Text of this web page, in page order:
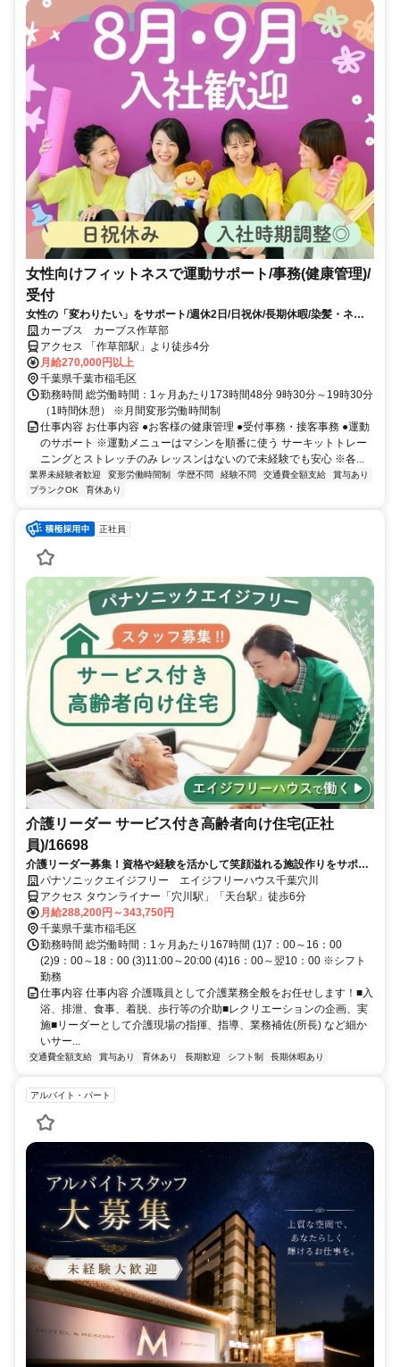
女性向けフィットネスで運動サポート/事務(健康管理)/
受付
女性の「変わりたい」をサポート/週休2日/日祝休/長期休暇/染髪・ネイ
ルOK※規定内
カーブス カーブス作草部
アクセス 「作草部駅」より徒歩4分
月給270,000円以上
千葉県千葉市稲毛区
勤務時間 総労働時間：1ヶ月あたり173時間48分 9時30分～19時30分
（1時間休憩） ※月間変形労働時間制
仕事内容 お仕事内容 ●お客様の健康管理 ●受付事務・接客事務 ●運動
のサポート ※運動メニューはマシンを順番に使う サーキットトレー
ニングとストレッチのみ レッスンはないので未経験でも安心 ※各...
業界未経験者歓迎 変形労働時間制 学歴不問 経験不問 交通費全額支給
賞与あり
ブランクOK
育休あり
正社員
介護リーダー サービス付き高齢者向け住宅(正社
員)/16698
介護リーダー募集！資格や経験を活かして笑顔溢れる施設作りをサポー
トください！研修制度も充実！キャリアアップを応援します。
パナソニックエイジフリー エイジフリーハウス千葉穴川
アクセス タウンライナー「穴川駅」「天台駅」徒歩6分
月給288,200円～343,750円
千葉県千葉市稲毛区
勤務時間 総労働時間：1ヶ月あたり167時間 (1)7：00～16：00
(2)9：00～18：00 (3)11:00～20:00 (4)16：00～翌10：00 ※シフト
勤務
仕事内容 仕事内容 介護職員として介護業務全般をお任せします！■入
浴、排泄、食事、着脱、歩行等の介助■レクリエーションの企画、実
施■リーダーとして介護現場の指揮、指導、業務補佐(所長) など細か
いサー...
交通費全額支給 賞与あり 育休あり 長期歓迎 シフト制 長期休暇あり
アルバイト・パート